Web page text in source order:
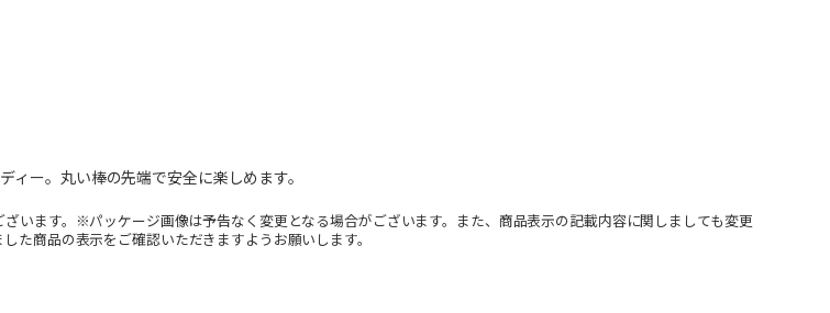
ー。丸い棒の先端で安全に楽しめます。
います。※パッケージ画像は予告なく変更となる場合がございます。また、商品表示の記載内容に関しましても変更
た商品の表示をご確認いただきますようお願いします。